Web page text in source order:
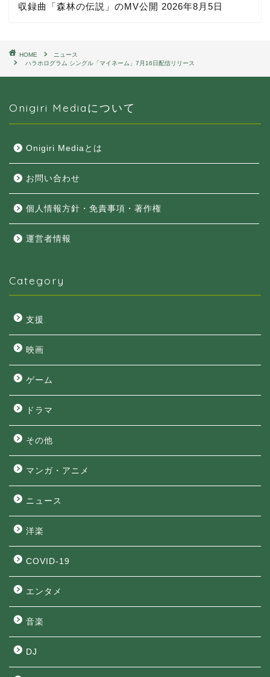
収録曲「森林の伝説」のMV公開 2026年8月5日
HOME
ニュース
ハラホログラム シングル「マイネーム」7月16日配信リリース
Onigiri Mediaについて
Onigiri Mediaとは
お問い合わせ
個人情報方針・免責事項・著作権
運営者情報
Category
支援
映画
ゲーム
ドラマ
その他
マンガ・アニメ
ニュース
洋楽
COVID-19
エンタメ
音楽
DJ